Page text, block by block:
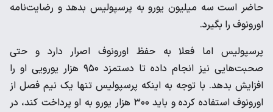
حاضر است سه میلیون یورو به پرسپولیس بدهد و رضایت‌نامه
اورونوف را بگیرد.
پرسپولیس اما فعلا به حفظ اورونوف اصرار دارد و حتی
صحبت‌هایی نیز انجام داده تا دستمزد ۹۵۰ هزار یورویی او را
افزایش بدهد. با توجه به اینکه پرسپولیس تنها یک نیم فصل از
اورونوف استفاده کرده و باید ۳۰۰ هزار یورو به او پرداخت کند، در